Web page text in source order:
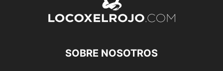
SOBRE NOSOTROS